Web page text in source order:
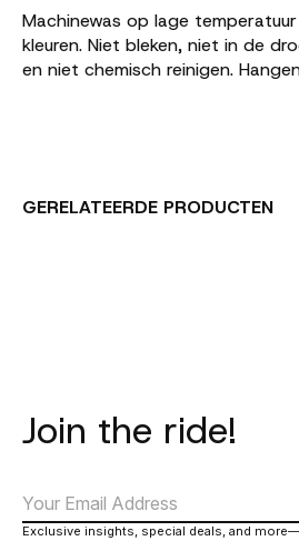
Machinewas op lage
kleuren. Niet bleken, niet in de
en niet chemisch reinigen.
GERELATEERDE PRODUCTEN
Join the ride!
Exclusive insights, special deals, and